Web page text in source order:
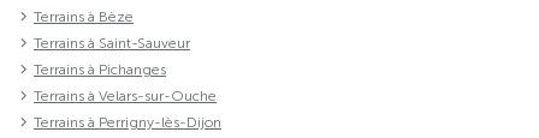
Terrains à Bèze
Terrains à Saint-Sauveur
Terrains à Pichanges
Terrains à Velars-sur-Ouche
Terrains à Perrigny-lès-Dijon